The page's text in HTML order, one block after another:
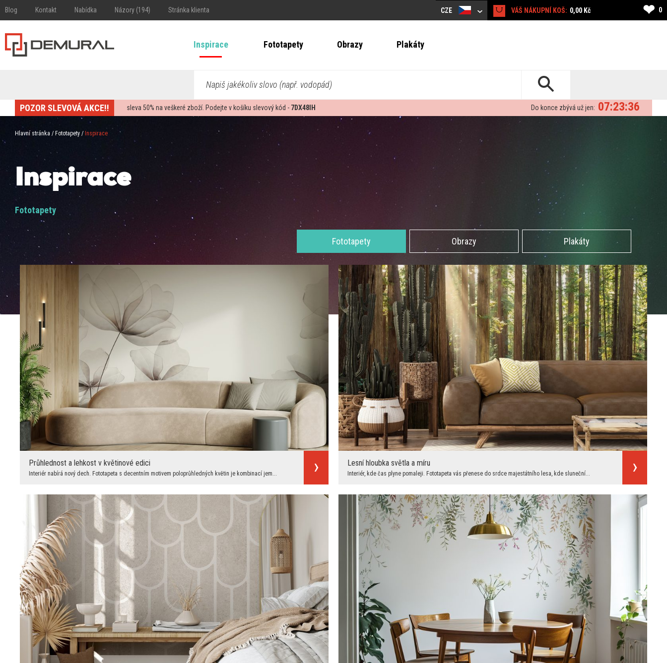
Blog Kontakt Nabídka Názory (194) Stránka klienta CZE VÁŠ NÁKUPNÍ KOŠ: 0,00 Kč ❤ 0
Inspirace Fototapety Obrazy Plakáty
Napiš jakékoliv slovo (např. vodopád)
POZOR SLEVOVÁ AKCE!! sleva50% na veškeré zboží. Podejte v košíku slevový kód - 7DX48IH 07:23:33
Do konce zbývá už jen:
Hlavní stránka / Fototapety / Inspirace
Inspirace
Fototapety
Fototapety Obrazy Plakáty
Průhlednost a lehkost v květinové edici
Interiér nabírá nový dech. Fototapeta s decentním motivem poloprůhledných květin je kombinací jem...
Lesní hloubka světla a míru
Interiér, kde čas plyne pomaleji. Fototapeta vás přenese do srdce majestátního lesa, kde sluneční...